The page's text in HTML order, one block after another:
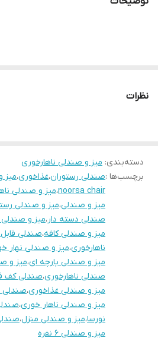
صندلی
نظرات
دسته‌بندی: میز و صندلی ناهارخوری
برچسب‌ها :صندلی رستوران،غذاخوری،میز
noorsa chair،میز و صندلی
میز و صندلی،میز و صندلی
صندلی دسته دار،میز و
میز و صندلی کافه،صندلی
ناهارخوری،میز و صندلی نهار
میز و صندلی پارچه ای،میز و
صندلی ناهارخوری،صندلی کف
میز و صندلی غذاخوری،صندلی
میز و صندلی ناهار خوری،
نورسا،میز و صندلی منزل،
میز و صندلی 6 نفره